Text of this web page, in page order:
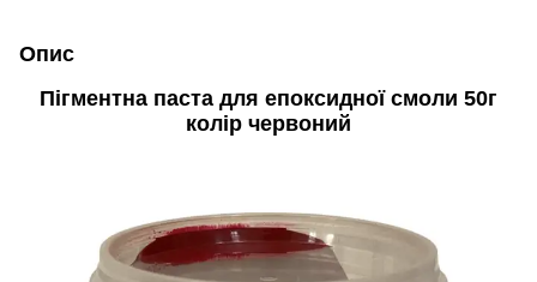
Опис
Пігментна паста для епоксидної смоли 50г
колір червоний